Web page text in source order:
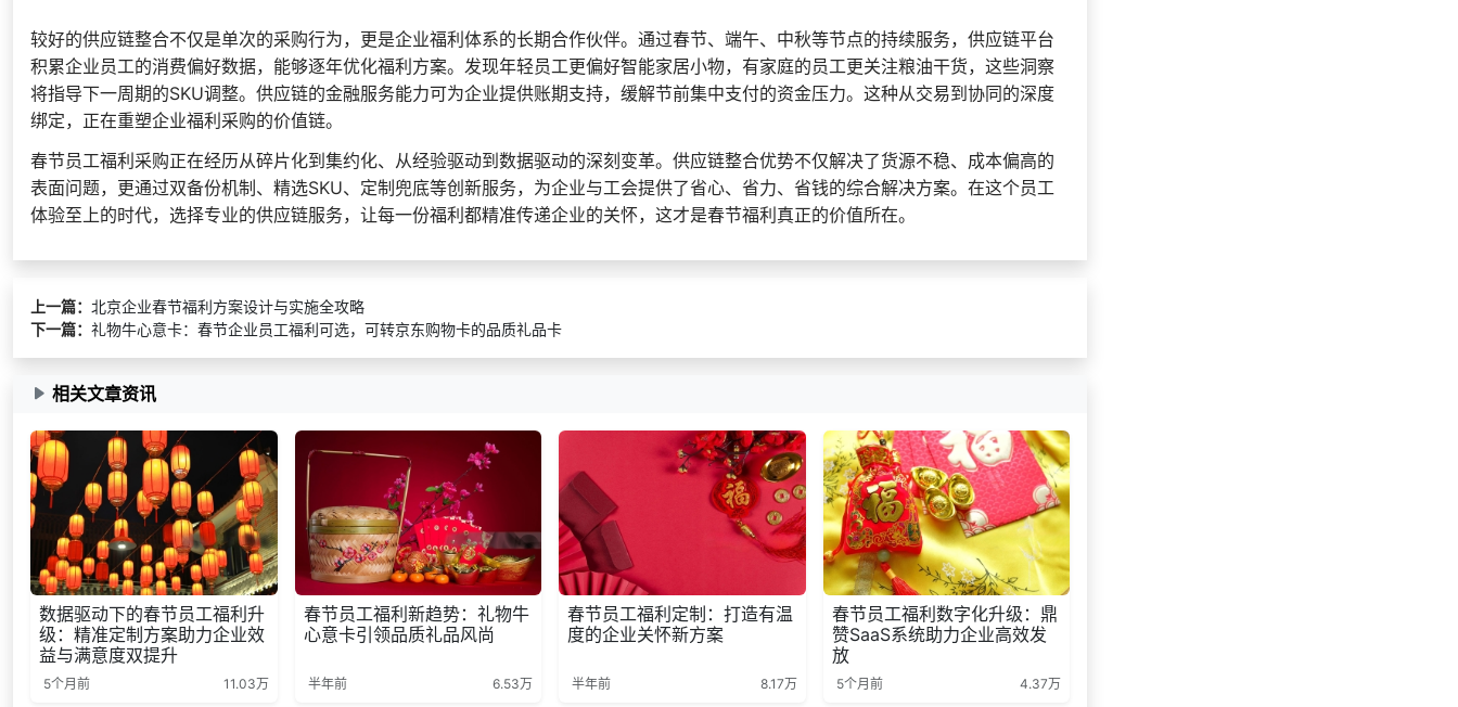
较好的供应链整合不仅是单次的采购行为，更是企业福利体系的长期合作伙伴。通过春节、端午、中秋等节点的持续服务，供应链平台
积累企业员工的消费偏好数据，能够逐年优化福利方案。发现年轻员工更偏好智能家居小物，有家庭的员工更关注粮油干货，这些洞察
将指导下一周期的SKU调整。供应链的金融服务能力可为企业提供账期支持，缓解节前集中支付的资金压力。这种从交易到协同的深度
绑定，正在重塑企业福利采购的价值链。
春节员工福利采购正在经历从碎片化到集约化、从经验驱动到数据驱动的深刻变革。供应链整合优势不仅解决了货源不稳、成本偏高的
表面问题，更通过双备份机制、精选SKU、定制兜底等创新服务，为企业与工会提供了省心、省力、省钱的综合解决方案。在这个员工
体验至上的时代，选择专业的供应链服务，让每一份福利都精准传递企业的关怀，这才是春节福利真正的价值所在。
上一篇： 北京企业春节福利方案设计与实施全攻略
下一篇： 礼物牛心意卡：春节企业员工福利可选，可转京东购物卡的品质礼品卡
相关文章资讯
数据驱动下的春节员工福利升
级：精准定制方案助力企业效
益与满意度双提升
5个月前 11.03万
春节员工福利新趋势：礼物牛
心意卡引领品质礼品风尚
半年前 6.53万
春节员工福利定制：打造有温
度的企业关怀新方案
半年前 8.17万
春节员工福利数字化升级：鼎
赞SaaS系统助力企业高效发
放
5个月前 4.37万